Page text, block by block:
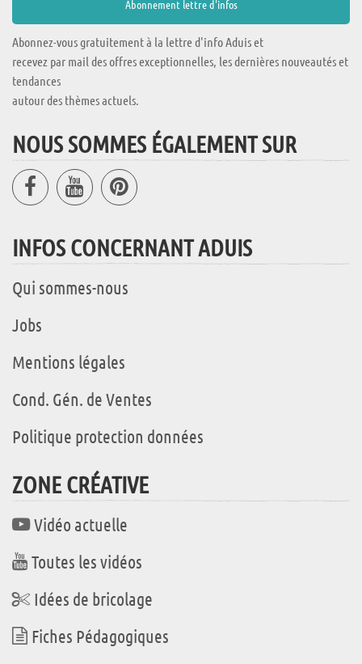
Abonnez-vous gratuitement à la lettre d'info Aduis et
recevez par mail des offres exceptionnelles, les dernières nouveautés et
tendances
autour des thèmes actuels.
NOUS SOMMES ÉGALEMENT SUR
INFOS CONCERNANT ADUIS
Qui sommes-nous
Jobs
Mentions légales
Cond. Gén. de Ventes
Politique protection données
ZONE CRÉATIVE
Vidéo actuelle
Toutes les vidéos
Idées de bricolage
Fiches Pédagogiques